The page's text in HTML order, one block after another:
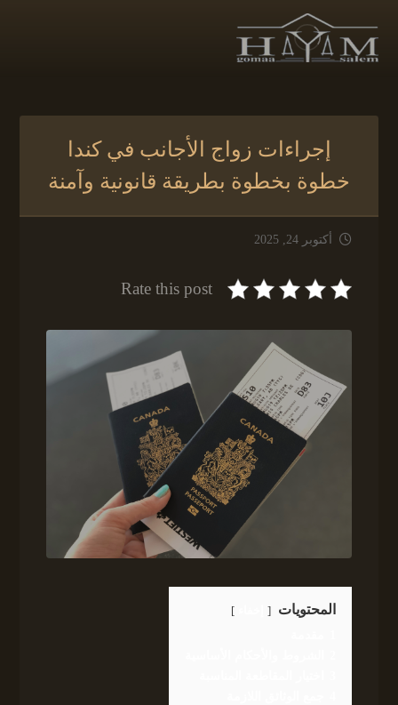
إجراءات زواج الأجانب في كندا
خطوة بخطوة بطريقة قانونية وآمنة
أكتوبر 24, 2025
Rate this post
المحتويات